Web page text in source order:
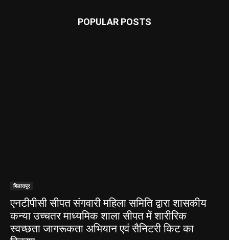
POPULAR POSTS
बिलासपुर
एनटीपीसी सीपत संगवारी महिला समिति द्वारा शासकीय
कन्या उच्चतर माध्यमिक शाला सीपत में शारीरिक
स्वच्छता जागरूकता अभियान एवं सैनिटरी किट का